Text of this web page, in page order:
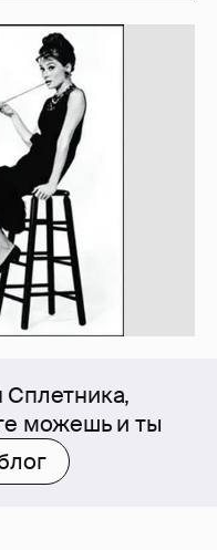
Сплетника,
можешь и ты